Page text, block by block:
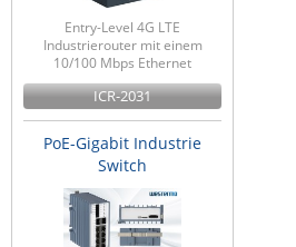
News zu unseren Herstellern
Entry-Level 4G LTE
Industrierouter mit einem
10/100 Mbps Ethernet
ICR-2031
PoE-Gigabit Industrie
Switch